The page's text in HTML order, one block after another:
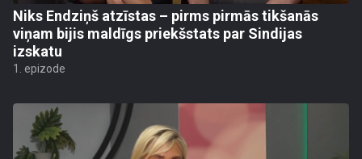
Niks Endziņš atzīstas – pirms pirmās tikšanās
viņam bijis maldīgs priekšstats par Sindijas
izskatu
1. epizode